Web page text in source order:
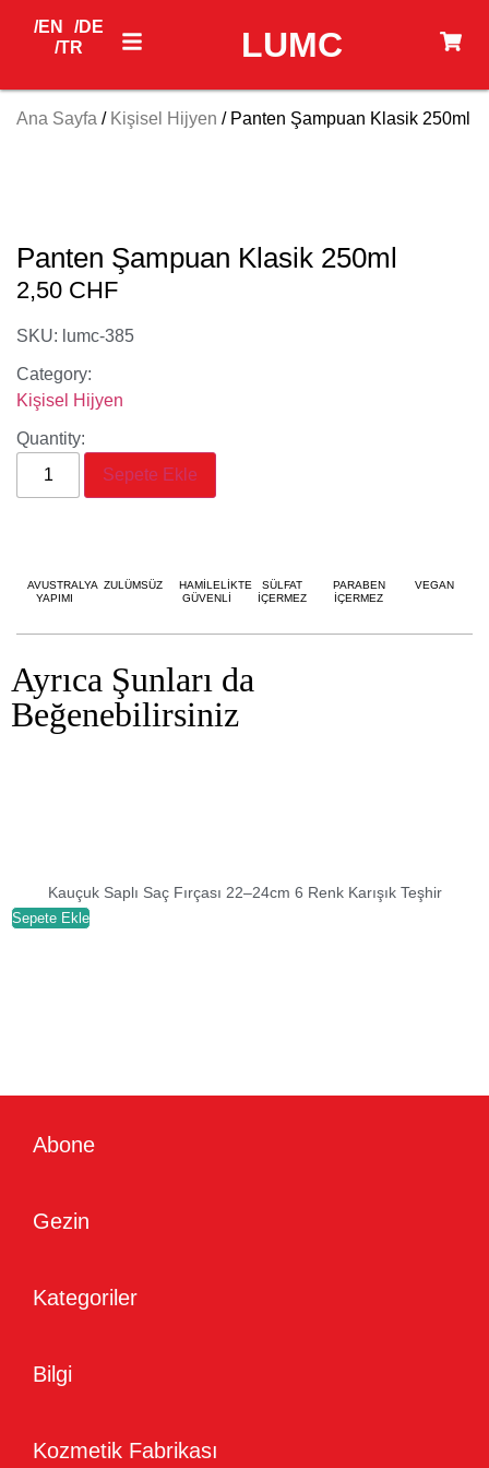
LUMC
/EN
/DE
/TR
Ana Sayfa / Kişisel Hijyen / Panten Şampuan Klasik 250ml
Panten Şampuan Klasik 250ml
2,50 CHF
SKU: lumc-385
Category:
Kişisel Hijyen
Quantity:
Sepete Ekle
AVUSTRALYA
YAPIMI
ZULÜMSÜZ
HAMİLELİKTE
GÜVENLİ
SÜLFAT
İÇERMEZ
PARABEN
İÇERMEZ
VEGAN
Ayrıca Şunları da
Beğenebilirsiniz
Kauçuk Saplı Saç Fırçası 22–24cm 6 Renk Karışık Teşhir
Sepete Ekle
Abone
Gezin
Kategoriler
Bilgi
Kozmetik Fabrikası